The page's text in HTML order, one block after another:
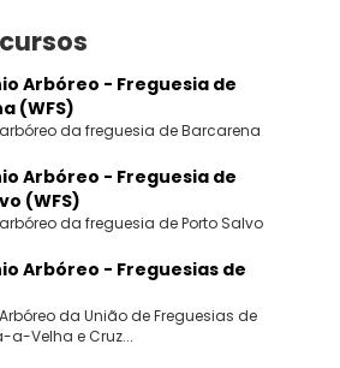
Arbóreo - Freguesia de
(WFS)
da freguesia de Barcarena
Arbóreo - Freguesia de
(WFS)
da freguesia de Porto Salvo
Arbóreo - Freguesias de
da União de Freguesias de
a-Velha e Cruz...